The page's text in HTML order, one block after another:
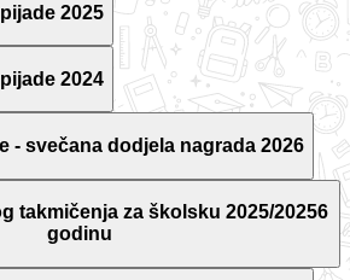
2025
2024
- svečana dodjela nagrada 2026
takmičenja za školsku 2025/20256
godinu